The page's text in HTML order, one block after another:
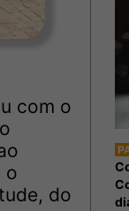
com o
o
do